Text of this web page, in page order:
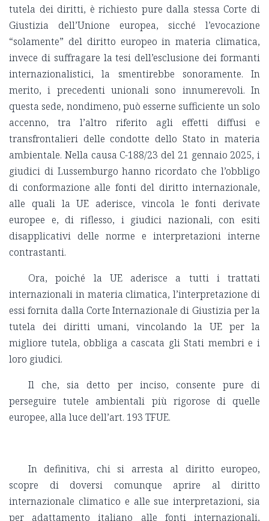
tutela dei diritti, è richiesto pure dalla stessa Corte di
Giustizia dell’Unione europea, sicché l’evocazione
“solamente” del diritto europeo in materia climatica,
invece di suffragare la tesi dell’esclusione dei formanti
internazionalistici, la smentirebbe sonoramente. In
merito, i precedenti unionali sono innumerevoli. In
questa sede, nondimeno, può esserne sufficiente un solo
accenno, tra l’altro riferito agli effetti diffusi e
transfrontalieri delle condotte dello Stato in materia
ambientale. Nella causa C-188/23 del 21 gennaio 2025, i
giudici di Lussemburgo hanno ricordato che l’obbligo
di conformazione alle fonti del diritto internazionale,
alle quali la UE aderisce, vincola le fonti derivate
europee e, di riflesso, i giudici nazionali, con esiti
disapplicativi delle norme e interpretazioni interne
contrastanti.
Ora, poiché la UE aderisce a tutti i trattati
internazionali in materia climatica, l’interpretazione di
essi fornita dalla Corte Internazionale di Giustizia per la
tutela dei diritti umani, vincolando la UE per la
migliore tutela, obbliga a cascata gli Stati membri e i
loro giudici.
Il che, sia detto per inciso, consente pure di
perseguire tutele ambientali più rigorose di quelle
europee, alla luce dell’art. 193 TFUE.
In definitiva, chi si arresta al diritto europeo,
scopre di doversi comunque aprire al diritto
internazionale climatico e alle sue interpretazioni, sia
per adattamento italiano alle fonti internazionali,